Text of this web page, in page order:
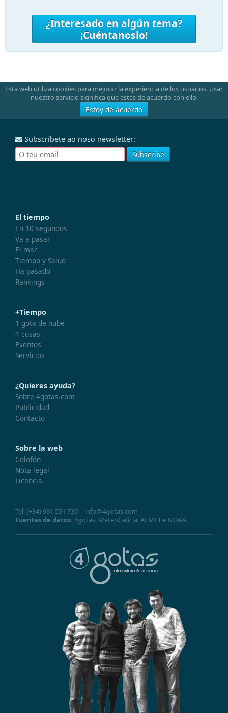
¿Interesado en algún tema?
¡Cuéntanoslo!
Esta web utiliza cookies para mejorar la experiencia de los usuarios. Usar
nuestro servicio significa que estás de acuerdo con ello.
Estoy de acuerdo
Subscríbete ao noso newsletter:
El tiempo
En 10 segundos
Va a pasar
El mar
Tiempo y Salud
Ha pasado
Rankings
+Tiempo
1 gota de nube
4 cosas
Eventos
Servicios
¿Quieres ayuda?
Sobre 4gotas.com
Publicidad
Contacto
Sobre la web
Colofón
Nota legal
Licencia
Tel.(+34) 981 551 730 | info@4gotas.com
Fuentes de datos: 4gotas, MeteoGalicia,AEMET e NOAA.